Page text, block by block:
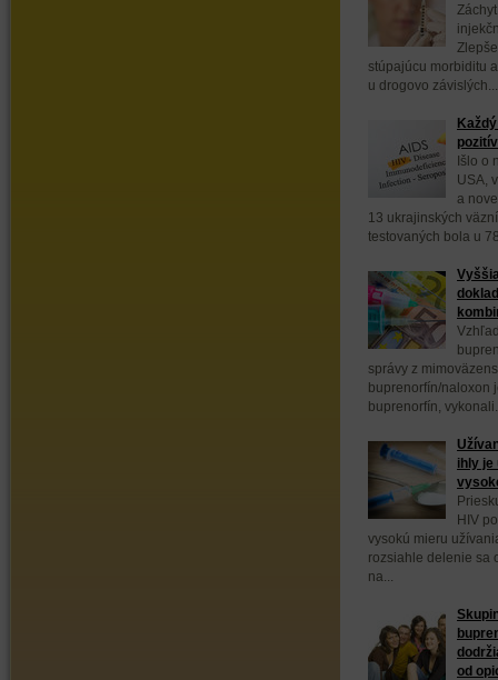
stúpajúcu morbiditu
u drogovo závislých...
Išlo o
USA,
a
13 ukrajinských
testovaných bola u
správy z
buprenorfín/naloxon
buprenorfín,
ihly je
HIV
vysokú mieru
rozsiahle delenie sa
na...
od